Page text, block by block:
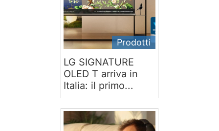
Prodotti
LG SIGNATURE
OLED T arriva in
Italia: il primo...